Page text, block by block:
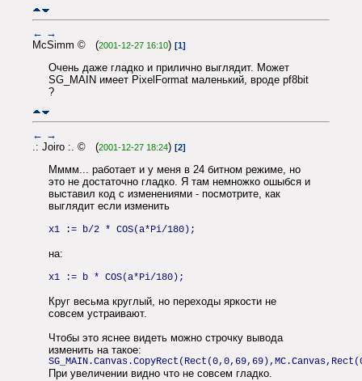
← →
McSimm © (2001-12-27 16:10) [1]
Очень даже гладко и прилично выглядит. Может
SG_MAIN имеет PixelFormat маленький, вроде pf8bit
?
← →
.: Joiro :. © (2001-12-27 18:24) [2]
Мммм... работает и у меня в 24 битном режиме, но
это не достаточно гладко. Я там немножко ошыбся и
выставил код с изменениями - посмотрите, как
выглядит если изменить
x1 := b/2 * COS(a*Pi/180);
на:
x1 := b * COS(a*Pi/180);
Круг весьма круглый, но переходы яркости не
совсем устраивают.
Чтобы это яснее видеть можно строчку вывода
изменить на такое:
При увеличении видно что не совсем гладко.